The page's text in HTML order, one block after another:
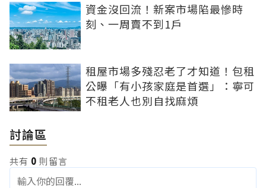
資金沒回流！新案市場陷最慘時
刻、一周賣不到1戶
租屋市場多殘忍老了才知道！包租
公曝「有小孩家庭是首選」：寧可
不租老人也別自找麻煩
討論區
共有 0 則留言